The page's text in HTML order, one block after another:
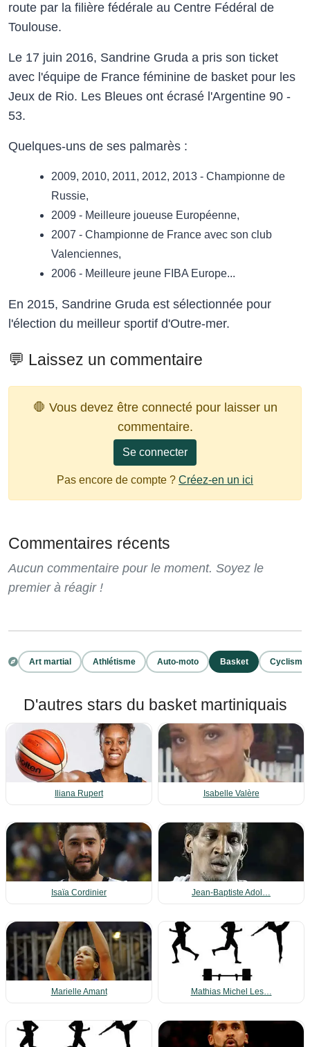
route par la filière fédérale au Centre Fédéral de
Toulouse.
Le 17 juin 2016, Sandrine Gruda a pris son ticket
avec l'équipe de France féminine de basket pour les
Jeux de Rio. Les Bleues ont écrasé l'Argentine 90 -
53.
Quelques-uns de ses palmarès :
2009, 2010, 2011, 2012, 2013 - Championne de
Russie,
2009 - Meilleure joueuse Européenne,
2007 - Championne de France avec son club
Valenciennes,
2006 - Meilleure jeune FIBA Europe...
En 2015, Sandrine Gruda est sélectionnée pour
l'élection du meilleur sportif d'Outre-mer.
💬 Laissez un commentaire
🛑 Vous devez être connecté pour laisser un
commentaire.
Se connecter
Pas encore de compte ? Créez-en un ici
Commentaires récents
Aucun commentaire pour le moment. Soyez le
premier à réagir !
Art martial Athlétisme Auto-moto Basket Cyclisme
D'autres stars du basket martiniquais
Iliana Rupert Isabelle Valère
Isaïa Cordinier Jean-Baptiste Adol…
Marielle Amant Mathias Michel Les…